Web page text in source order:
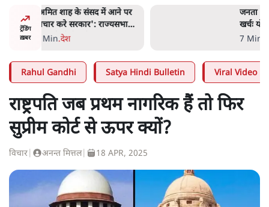
क्यों?
ट्रेंडिंग
ख़बर
जनता का 2.32 करोड़ रोज़ाना
खर्चः योगी सरकार ने विज्ञापनों पर
Rahul Gandhi Satya Hindi Bulletin Viral Video
राष्ट्रपति जब प्रथम नागरिक हैं तो फिर
सुप्रीम कोर्ट से ऊपर क्यों?
विचार अनन्त मित्तल| 18 APR, 2025